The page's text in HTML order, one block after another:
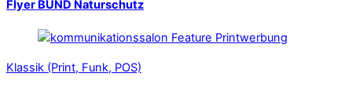
Flyer BUND Naturschutz
Klassik (Print, Funk, POS)